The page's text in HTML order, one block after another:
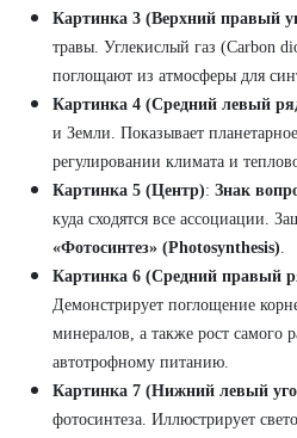
Картинка 3 (Верхний правый
травы. Углекислый газ (Carbon
поглощают из атмосферы для
Картинка 4 (Средний левый
и Земли. Показывает
регулировании климата и
Картинка 5 (Центр): Знак
куда сходятся все ассоциации.
«Фотосинтез» (Photosynthesis).
Картинка 6 (Средний правый
Демонстрирует поглощение
минералов, а также рост самого
автотрофному питанию.
Картинка 7 (Нижний левый
фотосинтеза. Иллюстрирует